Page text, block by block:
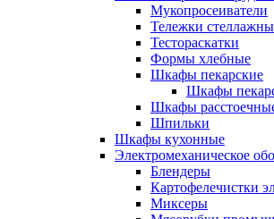
Мукопросеиватели
Тележки
Тестораскатки
Формы хлебные
Шкафы пекарские
Шкафы
Шкафы
Шпильки
Шкафы кухонные
Электромеханическое
Блендеры
Картофелечистки
Миксеры